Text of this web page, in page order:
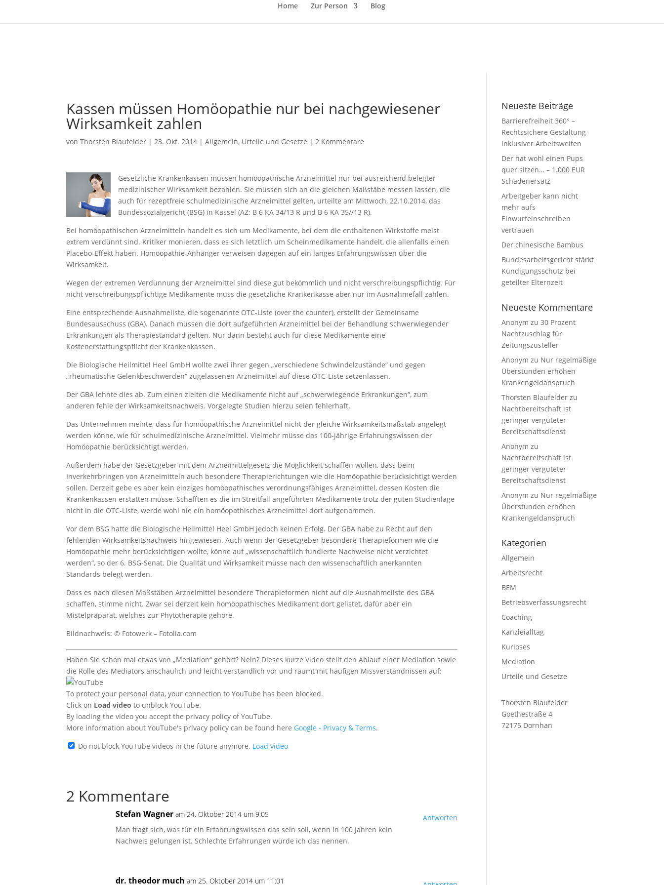
Home Zur Person Blog
Kassen müssen Homöopathie nur bei nachgewiesener
Wirksamkeit zahlen
vonThorsten Blaufelder |23. Okt. 2014 |Allgemein, Urteile und Gesetze |2 Kommentare
Gesetzliche Krankenkassen müssen homöopathische Arzneimittel nur bei ausreichend belegter
medizinischer Wirksamkeit bezahlen. Sie müssen sich an die gleichen Maßstäbe messen lassen, die
auch für rezeptfreie schulmedizinische Arzneimittel gelten, urteilte am Mittwoch, 22.10.2014, das
Bundessozialgericht (BSG) in Kassel (AZ: B 6 KA 34/13 R und B 6 KA 35//13 R).
Bei homöopathischen Arzneimitteln handelt es sich um Medikamente, bei dem die enthaltenen Wirkstoffe meist
extrem verdünnt sind. Kritiker monieren, dass es sich letztlich um Scheinmedikamente handelt, die allenfalls einen
Placebo-Effekt haben. Homöopathie-Anhänger verweisen dagegen auf ein langes Erfahrungswissen über die
Wirksamkeit.
Wegen der extremen Verdünnung der Arzneimittel sind diese gut bekömmlich und nicht verschreibungspflichtig. Für
nicht verschreibungspflichtige Medikamente muss die gesetzliche Krankenkasse aber nur im Ausnahmefall zahlen.
Eine entsprechende Ausnahmeliste, die sogenannte OTC-Liste (over the counter), erstellt der Gemeinsame
Bundesausschuss (GBA). Danach müssen die dort aufgeführten Arzneimittel bei der Behandlung schwerwiegender
Erkrankungen als Therapiestandard gelten. Nur dann besteht auch für diese Medikamente eine
Kostenerstattungspflicht der Krankenkassen.
Die Biologische Heilmittel Heel GmbH wollte zwei ihrer gegen „verschiedene Schwindelzustände“ und gegen
„rheumatische Gelenkbeschwerden“ zugelassenen Arzneimittel auf diese OTC-Liste setzenlassen.
Der GBA lehnte dies ab. Zum einen zielten die Medikamente nicht auf „schwerwiegende Erkrankungen“, zum
anderen fehle der Wirksamkeitsnachweis. Vorgelegte Studien hierzu seien fehlerhaft.
Das Unternehmen meinte, dass für homöopathische Arzneimittel nicht der gleiche Wirksamkeitsmaßstab angelegt
werden könne, wie für schulmedizinische Arzneimittel. Vielmehr müsse das 100-jährige Erfahrungswissen der
Homöopathie berücksichtigt werden.
Außerdem habe der Gesetzgeber mit dem Arzneimittelgesetz die Möglichkeit schaffen wollen, dass beim
Inverkehrbringen von Arzneimitteln auch besondere Therapierichtungen wie die Homöopathie berücksichtigt werden
sollen. Derzeit gebe es aber kein einziges homöopathisches verordnungsfähiges Arzneimittel, dessen Kosten die
Krankenkassen erstatten müsse. Schafften es die im Streitfall angeführten Medikamente trotz der guten Studienlage
nicht in die OTC-Liste, werde wohl nie ein homöopathisches Arzneimittel dort aufgenommen.
Vor dem BSG hatte die Biologische Heilmittel Heel GmbH jedoch keinen Erfolg. Der GBA habe zu Recht auf den
fehlenden Wirksamkeitsnachweis hingewiesen. Auch wenn der Gesetzgeber besondere Therapieformen wie die
Homöopathie mehr berücksichtigen wollte, könne auf „wissenschaftlich fundierte Nachweise nicht verzichtet
werden“, so der 6. BSG-Senat. Die Qualität und Wirksamkeit müsse nach den wissenschaftlich anerkannten
Standards belegt werden.
Dass es nach diesen Maßstäben Arzneimittel besondere Therapieformen nicht auf die Ausnahmeliste des GBA
schaffen, stimme nicht. Zwar sei derzeit kein homöopathisches Medikament dort gelistet, dafür aber ein
Mistelpräparat, welches zur Phytotherapie gehöre.
Bildnachweis: © Fotowerk – Fotolia.com
Haben Sie schon mal etwas von „Mediation“ gehört? Nein? Dieses kurze Video stellt den Ablauf einer Mediation sowie
die Rolle des Mediators anschaulich und leicht verständlich vor und räumt mit häufigen Missverständnissen auf:
To protect your personal data, your connection to YouTube has been blocked.
Click on Load video to unblock YouTube.
By loading the video you accept the privacy policy of YouTube.
More information about YouTube's privacy policy can be found here Google - Privacy & Terms.
Do not block YouTube videos in the future anymore. Load video
2 Kommentare
Stefan Wagner am 24. Oktober 2014 um 9:05
Man fragt sich, was für ein Erfahrungswissen das sein soll, wenn in 100 Jahren kein
Nachweis gelungen ist. Schlechte Erfahrungen würde ich das nennen.
Antworten
dr. theodor much am 25. Oktober 2014 um 11:01
Neueste Beiträge
Barrierefreiheit 360° –
Rechtssichere Gestaltung
inklusiver Arbeitswelten
Der hat wohl einen Pups
quer sitzen… – 1.000 EUR
Schadenersatz
Arbeitgeber kann nicht
mehr aufs
Einwurfeinschreiben
vertrauen
Der chinesische Bambus
Bundesarbeitsgericht stärkt
Kündigungsschutz bei
geteilter Elternzeit
Neueste Kommentare
Anonym zu30 Prozent
Nachtzuschlag für
Zeitungszusteller
Anonym zu Nur regelmäßige
Überstunden erhöhen
Krankengeldanspruch
Thorsten Blaufelder zu
Nachtbereitschaft ist
geringer vergüteter
Bereitschaftsdienst
Anonym zu
Nachtbereitschaft ist
geringer vergüteter
Bereitschaftsdienst
Anonym zu Nur regelmäßige
Überstunden erhöhen
Krankengeldanspruch
Kategorien
Allgemein
Arbeitsrecht
BEM
Betriebsverfassungsrecht
Coaching
Kanzleialltag
Kurioses
Mediation
Urteile und Gesetze
Thorsten Blaufelder
Goethestraße 4
72175 Dornhan